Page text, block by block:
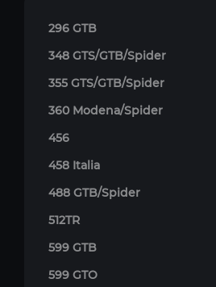
296 GTB
348 GTS/GTB/Spider
355 GTS/GTB/Spider
360 Modena/Spider
456
458 Italia
488 GTB/Spider
512TR
599 GTB
599 GTO